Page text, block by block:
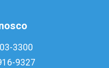
3300
9327